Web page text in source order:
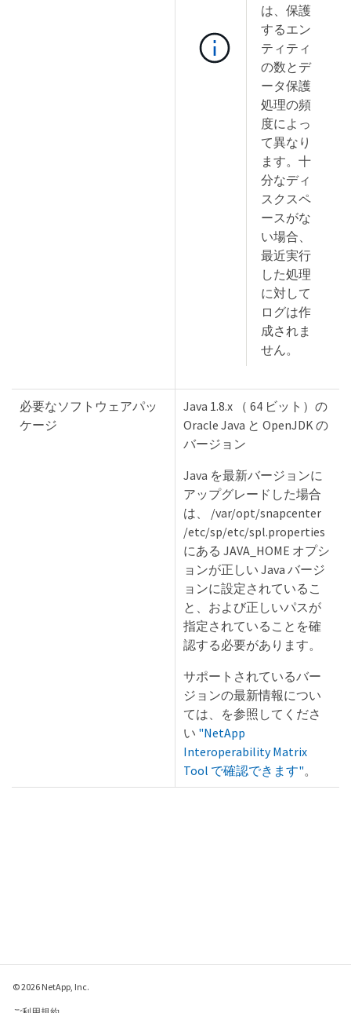
は、保護
するエン
ティティ
の数とデ
ータ保護
処理の頻
度によっ
て異なり
ます。十
分なディ
スクスペ
ースがな
い場合、
最近実行
した処理
に対して
ログは作
成されま
せん。
必要なソフトウェアパッ
ケージ
Java 1.8.x （ 64 ビット）の
Oracle Java と OpenJDK の
バージョン
Java を最新バージョンに
アップグレードした場合
は、 /var/opt/snapcenter
/etc/sp/etc/spl.properties
にある JAVA_HOME オプシ
ョンが正しい Java バージ
ョンに設定されているこ
と、および正しいパスが
指定されていることを確
認する必要があります。
サポートされているバー
ジョンの最新情報につい
ては、を参照してくださ
い "NetApp
Interoperability Matrix
Tool で確認できます"。
© 2026 NetApp, Inc.